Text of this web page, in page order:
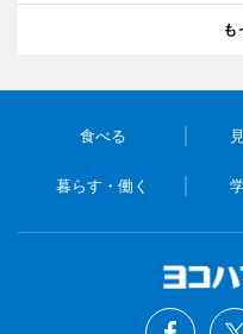
も
食べる
暮らす・働く